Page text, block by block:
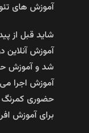
آموزش های
شاید قبل از
آموزش آنلاین
شد و آموزش
آموزش اجرا
حضوری کمرنگ
برای آموزش